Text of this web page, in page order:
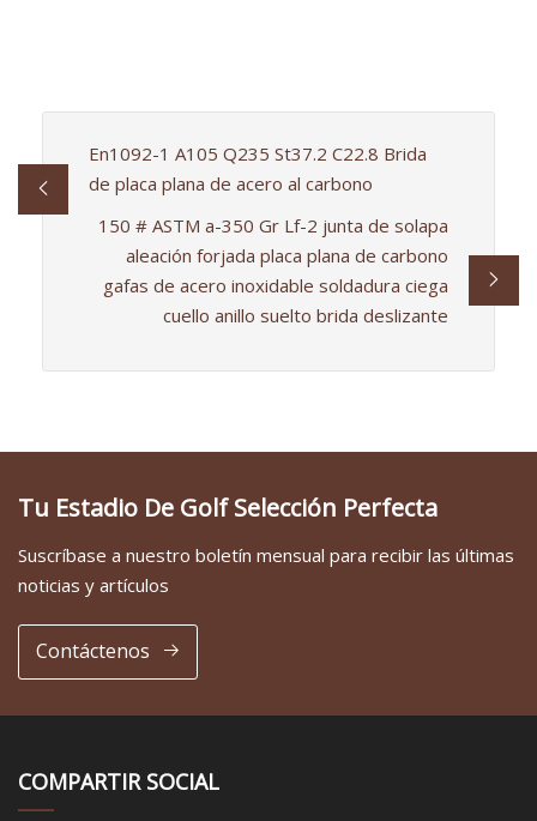
En1092-1 A105 Q235 St37.2 C22.8 Brida
de placa plana de acero al carbono
150 # ASTM a-350 Gr Lf-2 junta de solapa
aleación forjada placa plana de carbono
gafas de acero inoxidable soldadura ciega
cuello anillo suelto brida deslizante
Tu Estadio De Golf Selección Perfecta
Suscríbase a nuestro boletín mensual para recibir las últimas
noticias y artículos
Contáctenos
COMPARTIR SOCIAL